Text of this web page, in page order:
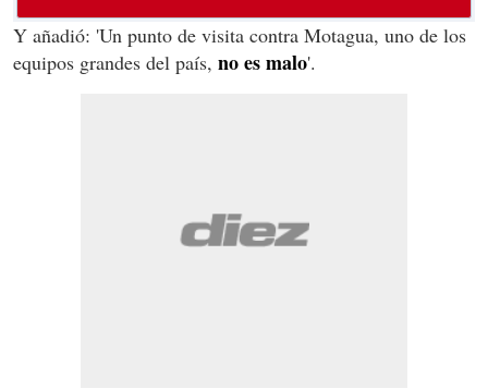
Y añadió: 'Un punto de visita contra Motagua, uno de los
equipos grandes del país, no es malo'.